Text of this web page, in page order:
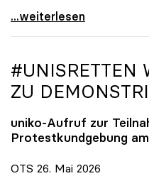
\"Wir nehmen es nicht
...weiterlesen
#UNISRETTEN
ZU
uniko-Aufruf zur
Protestkundgebung
OTS 26. Mai 2026